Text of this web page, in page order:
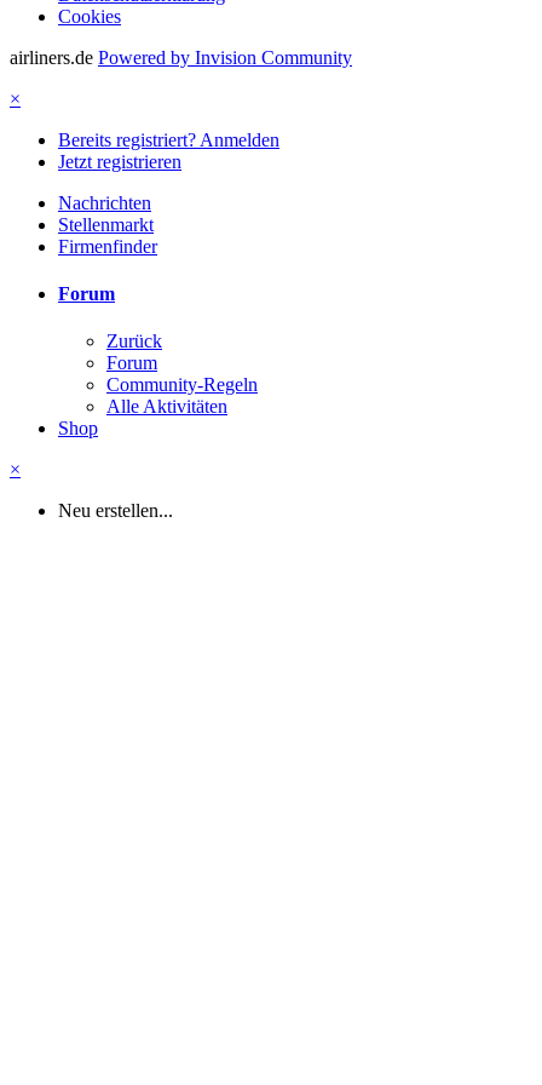
Cookies
airliners.de Powered by Invision Community
×
Bereits registriert? Anmelden
Jetzt registrieren
Nachrichten
Stellenmarkt
Firmenfinder
Forum
Zurück
Forum
Community-Regeln
Alle Aktivitäten
Shop
×
Neu erstellen...